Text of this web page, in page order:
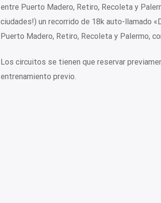
entre Puerto Madero, Retiro, Recoleta y
ciudades!) un recorrido de 18k auto-llamado
Puerto Madero, Retiro, Recoleta y Palermo,
Los circuitos se tienen que reservar
entrenamiento previo.